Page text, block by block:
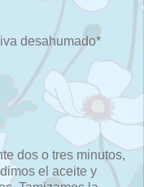
desahumado*
dos o tres minutos,
el aceite y